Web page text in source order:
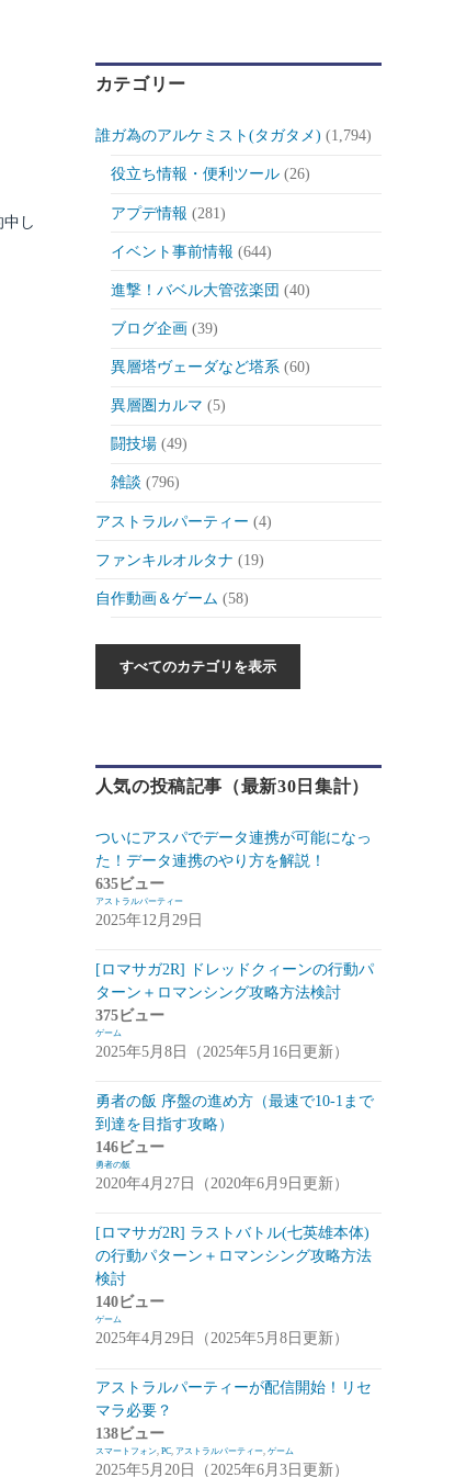
し
カテゴリー
誰ガ為のアルケミスト(タガタメ) (1,794)
役立ち情報・便利ツール(26)
アプデ情報 (281)
イベント事前情報 (644)
進撃！バベル大管弦楽団 (40)
ブログ企画 (39)
異層塔ヴェーダなど塔系(60)
異層圏カルマ (5)
闘技場(49)
雑談 (796)
アストラルパーティー (4)
ファンキルオルタナ (19)
自作動画＆ゲーム (58)
自作ゲーム紹介 (6)
ゲーム(175)
スマートフォン(94)
PC (7)
お知らせ(6)
コンパイル (9)
姫プタワー
攻略 (9)
雑談・感想(2)
リーグ・オブ・ワンダーランド(リグワ
ン)(20)
攻略(14)
雑談
崩落のCARNEADES(ホウカル)
攻略情報(5)
雑談(7)
拡張少女系トライナリー(トライナリー)
人気の投稿記事（最新30日集計）
ついにアスパでデータ連携が可能になっ
た！データ連携のやり方を解説！
635ビュー
アストラルパーティー
2025年12月29日
[ロマサガ2R] ドレッドクィーンの行動パ
ターン＋ロマンシング攻略方法検討
375ビュー
ゲーム
2025年5月8日（2025年5月16日更新）
勇者の飯 序盤の進め方（最速で10-1まで
到達を目指す攻略）
146ビュー
勇者の飯
2020年4月27日（2020年6月9日更新）
[ロマサガ2R] ラストバトル(七英雄本体)
の行動パターン＋ロマンシング攻略方法
検討
140ビュー
ゲーム
2025年4月29日（2025年5月8日更新）
アストラルパーティーが配信開始！リセ
マラ必要？
138ビュー
スマートフォン, PC, アストラルパーティー, ゲーム
2025年5月20日（2025年6月3日更新）